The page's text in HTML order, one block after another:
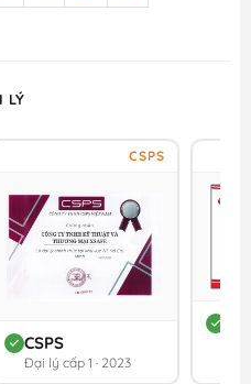
LÝ
CSPS
CSPS
Đại lý cấp 1 · 2023